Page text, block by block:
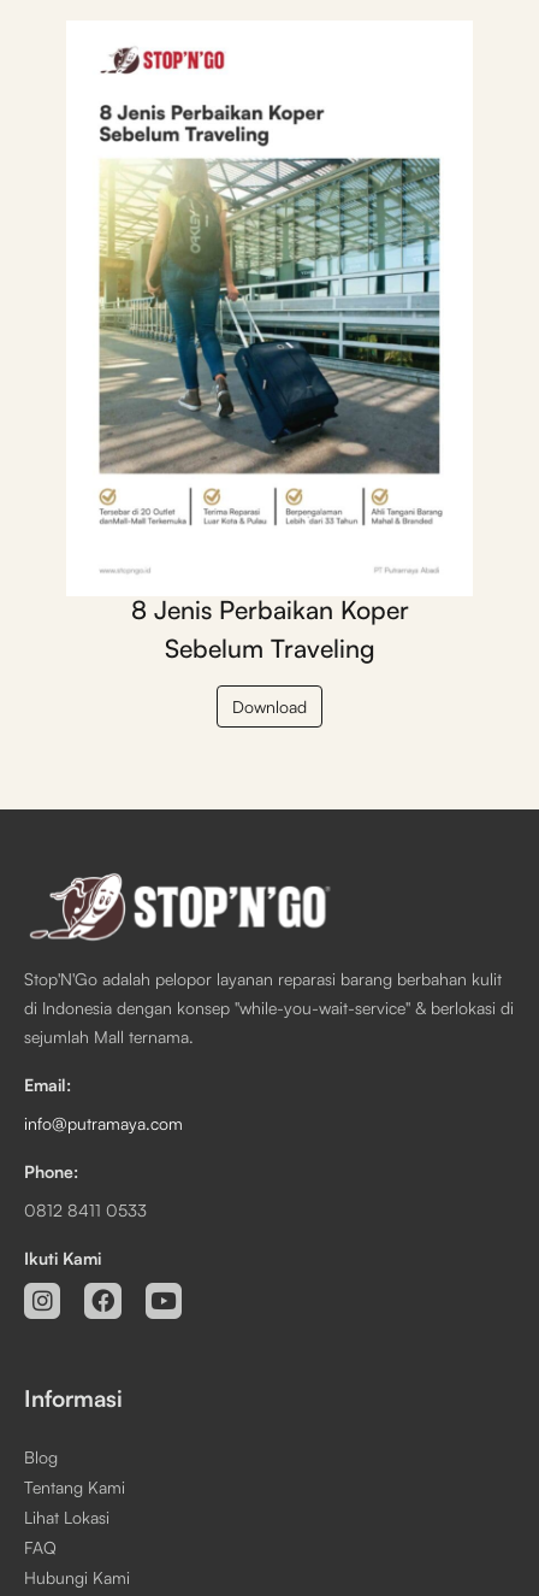
8 Jenis Perbaikan Koper
Sebelum Traveling
Download
Stop'N'Go adalah pelopor layanan reparasi barang berbahan kulit
di Indonesia dengan konsep "while-you-wait-service" & berlokasi di
sejumlah Mall ternama.
Email:
info@putramaya.com
Phone:
0812 8411 0533
Ikuti Kami
Informasi
Blog
Tentang Kami
Lihat Lokasi
FAQ
Hubungi Kami